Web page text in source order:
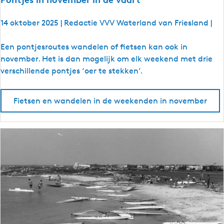
14 oktober 2025 | Redactie VVV Waterland van Friesland |
P
o
n
i
o
v
Een pontjesroutes wandelen of fietsen kan ook in
november. Het is dan mogelijk om elk weekend met drie
verschillende pontjes ‘oer te stekken’.
Fietsen en wandelen in de weekenden in november